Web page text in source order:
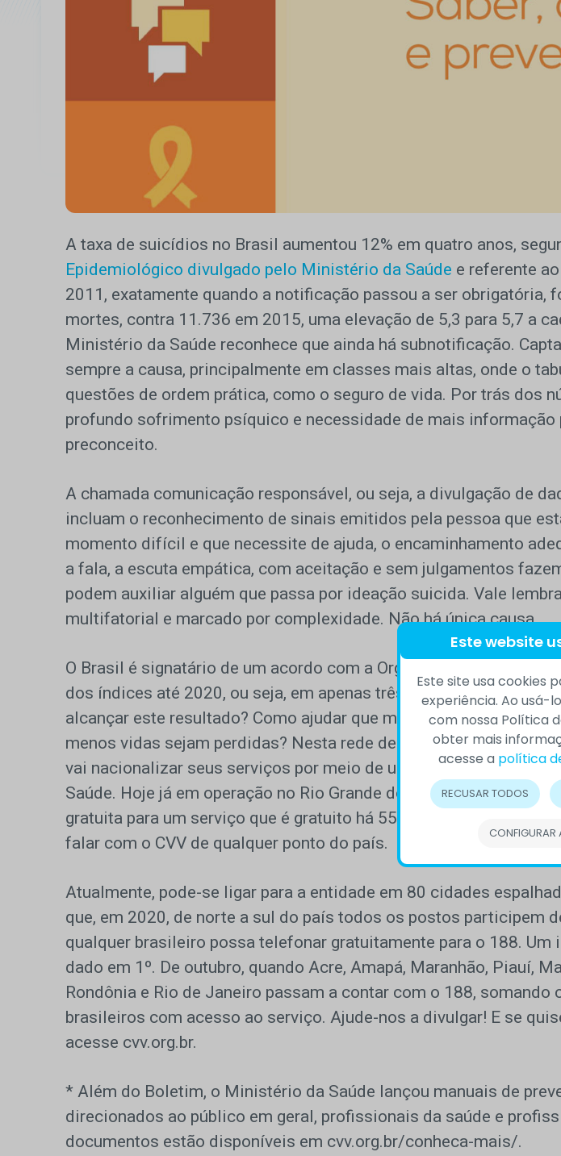
A taxa de suicídios no Brasil aumentou 12% em quatro anos,
Epidemiológico divulgado pelo Ministério da Saúde e referente
2011, exatamente quando a notificação passou a ser obrigatória,
mortes, contra 11.736 em 2015, uma elevação de 5,3 para 5,7 a
Ministério da Saúde reconhece que ainda há subnotificação.
sempre a causa, principalmente em classes mais altas, onde o
questões de ordem prática, como o seguro de vida. Por trás dos
profundo sofrimento psíquico e necessidade de mais informação
preconceito.
A chamada comunicação responsável, ou seja, a divulgação de
incluam o reconhecimento de sinais emitidos pela pessoa que
momento difícil e que necessite de ajuda, o encaminhamento
a fala, a escuta empática, com aceitação e sem julgamentos
podem auxiliar alguém que passa por ideação suicida. Vale
multifatorial e marcado por complexidade. Não há única causa.
O Brasil é signatário de um acordo com a Organização Mundial
dos índices até 2020, ou seja, em apenas três anos. E o que fazer
alcançar este resultado? Como ajudar que menos brasileiros
menos vidas sejam perdidas? Nesta rede de prevenção em que
vai nacionalizar seus serviços por meio de um acordo de
Saúde. Hoje já em operação no Rio Grande do Sul, o número 188,
gratuita para um serviço que é gratuito há 55 anos, vai garantir
falar com o CVV de qualquer ponto do país.
Atualmente, pode-se ligar para a entidade em 80 cidades
que, em 2020, de norte a sul do país todos os postos participem
qualquer brasileiro possa telefonar gratuitamente para o 188. Um
dado em 1º. De outubro, quando Acre, Amapá, Maranhão, Piauí,
Rondônia e Rio de Janeiro passam a contar com o 188, somando
brasileiros com acesso ao serviço. Ajude-nos a divulgar! E se
acesse cvv.org.br.
* Além do Boletim, o Ministério da Saúde lançou manuais de
direcionados ao público em geral, profissionais da saúde e
documentos estão disponíveis em cvv.org.br/conheca-mais/.
Este website
Este site usa cookies
experiência. Ao usá-
com nossa Política
obter mais
acesse a política
RECUSAR TODOS
CONFIGURAR